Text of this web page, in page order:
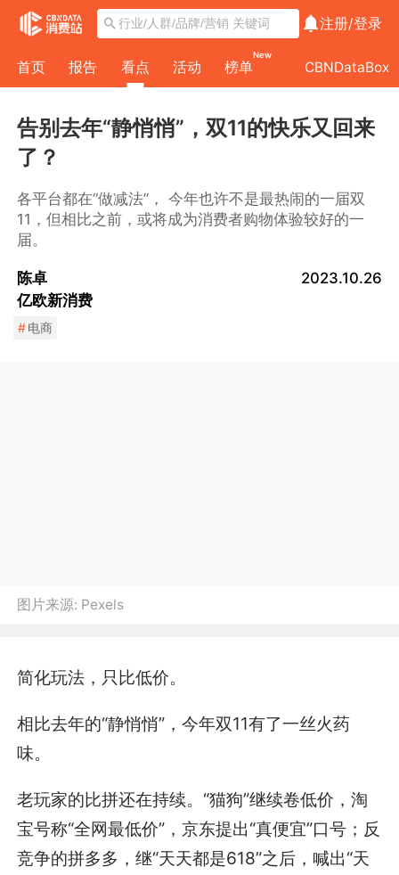
注册/登录
首页 报告 看点 活动 榜单
New
CBNDataBox
告别去年“静悄悄”，双11的快乐又回来
了？
各平台都在“做减法”， 今年也许不是最热闹的一届双
11，但相比之前，或将成为消费者购物体验较好的一
届。
陈卓
亿欧新消费
2023.10.26
#电商
图片来源: Pexels
简化玩法，只比低价。
相比去年的“静悄悄”，今年双11有了一丝火药
味。
老玩家的比拼还在持续。“猫狗”继续卷低价，淘
宝号称“全网最低价”，京东提出“真便宜”口号；反
竞争的拼多多，继“天天都是618”之后，喊出“天